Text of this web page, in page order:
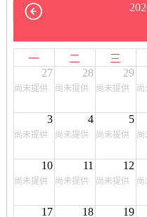
一 二 三
27
尚未提供
28
尚未提供
29
尚未提供 尚
3
尚未提供
4
尚未提供
5
尚未提供 尚
10
尚未提供
11
尚未提供
12
尚未提供 尚
17 18 19